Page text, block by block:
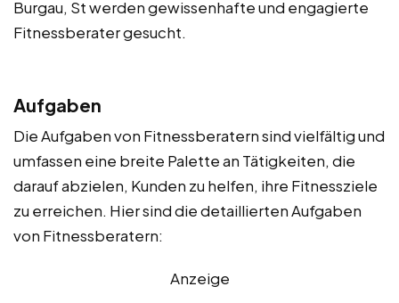
Burgau, St werden gewissenhafte und engagierte
Fitnessberater gesucht.
Aufgaben
Die Aufgaben von Fitnessberatern sind vielfältig und
umfassen eine breite Palette an Tätigkeiten, die
darauf abzielen, Kunden zu helfen, ihre Fitnessziele
zu erreichen. Hier sind die detaillierten Aufgaben
von Fitnessberatern:
Anzeige